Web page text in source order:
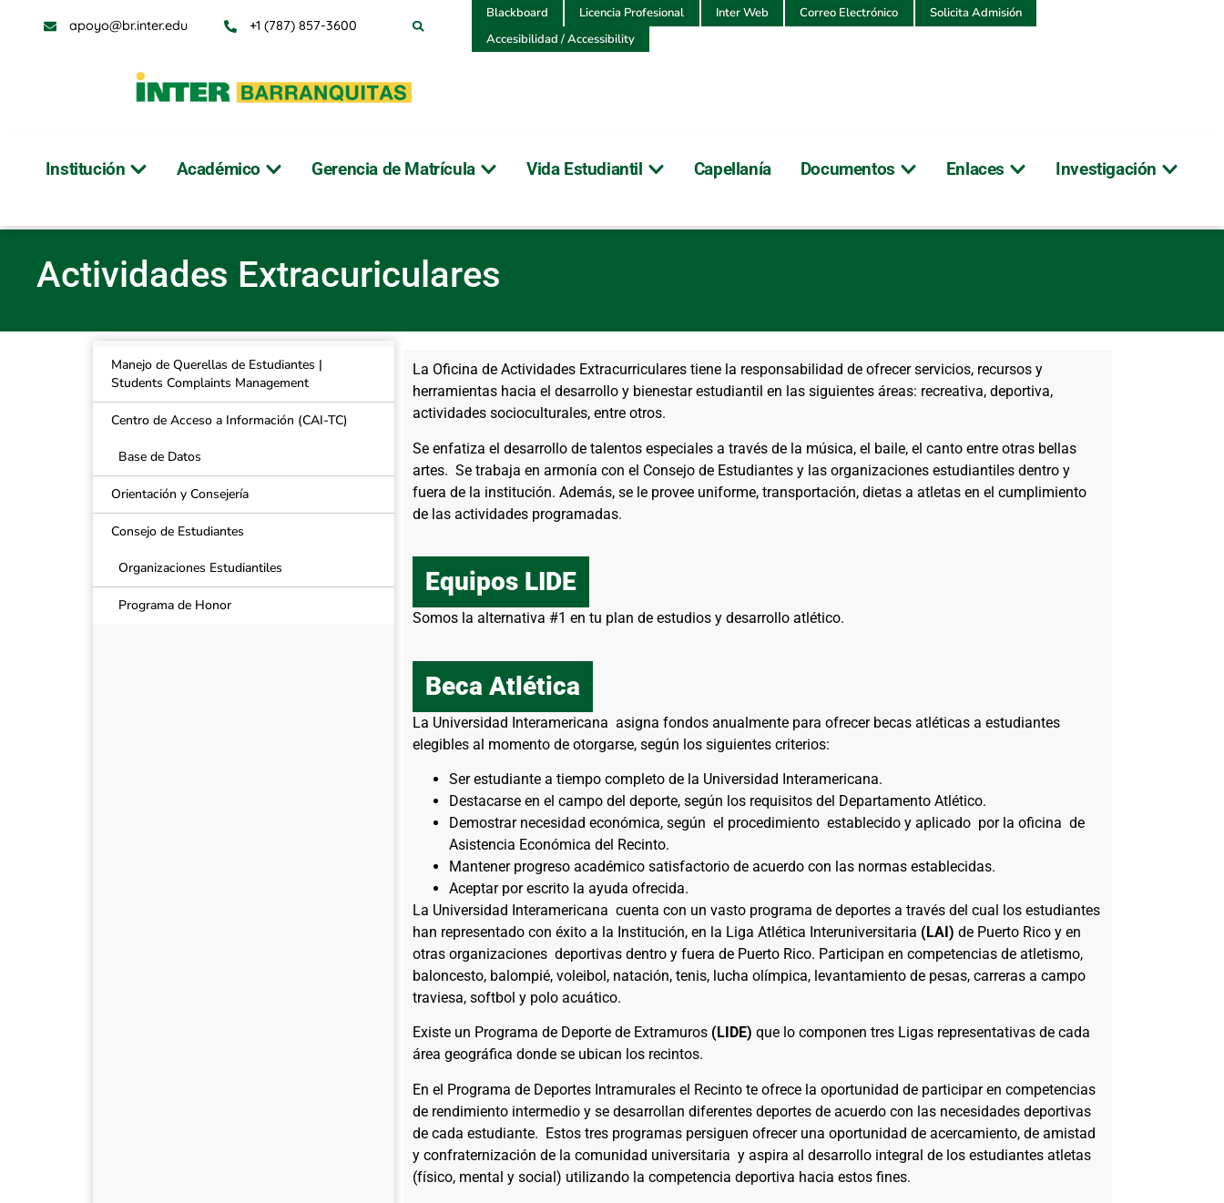
apoyo@br.inter.edu +1 (787) 857-3600
Blackboard Licencia Profesional Inter Web Correo Electrónico
Solicita Admisión
Accesibilidad / Accessibility
Institución Académico Gerencia de Matrícula Vida Estudiantil Capellanía Documentos Enlaces Investigación
Actividades Extracuriculares
Manejo de Querellas de Estudiantes |
Students Complaints Management
Centro de Acceso a Información (CAI-TC)
Base de Datos
Orientación y Consejería
Consejo de Estudiantes
Organizaciones Estudiantiles
Programa de Honor
La Oficina de Actividades Extracurriculares tiene la responsabilidad de ofrecer servicios, recursos y
herramientas hacia el desarrollo y bienestar estudiantil en las siguientes áreas: recreativa, deportiva,
actividades socioculturales, entre otros.
Se enfatiza el desarrollo de talentos especiales a través de la música, el baile, el canto entre otras bellas
artes. Se trabaja en armonía con el Consejo de Estudiantes y las organizaciones estudiantiles dentro y
fuera de la institución. Además, se le provee uniforme, transportación, dietas a atletas en el cumplimiento
de las actividades programadas.
Equipos LIDE
Somos la alternativa #1 en tu plan de estudios y desarrollo atlético.
Beca Atlética
La Universidad Interamericana asigna fondos anualmente para ofrecer becas atléticas a estudiantes
elegibles al momento de otorgarse, según los siguientes criterios:
Ser estudiante a tiempo completo de la Universidad Interamericana.
Destacarse en el campo del deporte, según los requisitos del Departamento Atlético.
Demostrar necesidad económica, según el procedimiento establecido y aplicado por la oficina de
Asistencia Económica del Recinto.
Mantener progreso académico satisfactorio de acuerdo con las normas establecidas.
Aceptar por escrito la ayuda ofrecida.
La Universidad Interamericana cuenta con un vasto programa de deportes a través del cual los estudiantes
han representado con éxito a la Institución, en la Liga Atlética Interuniversitaria (LAI) de Puerto Rico y en
otras organizaciones deportivas dentro y fuera de Puerto Rico. Participan en competencias de atletismo,
baloncesto, balompié, voleibol, natación, tenis, lucha olímpica, levantamiento de pesas, carreras a campo
traviesa, softbol y polo acuático.
Existe un Programa de Deporte de Extramuros (LIDE) que lo componen tres Ligas representativas de cada
área geográfica donde se ubican los recintos.
En el Programa de Deportes Intramurales el Recinto te ofrece la oportunidad de participar en competencias
de rendimiento intermedio y se desarrollan diferentes deportes de acuerdo con las necesidades deportivas
de cada estudiante. Estos tres programas persiguen ofrecer una oportunidad de acercamiento, de amistad
y confraternización de la comunidad universitaria y aspira al desarrollo integral de los estudiantes atletas
(físico, mental y social) utilizando la competencia deportiva hacia estos fines.